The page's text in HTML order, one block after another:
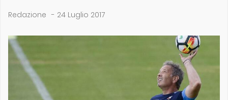
Redazione - 24 Luglio 2017